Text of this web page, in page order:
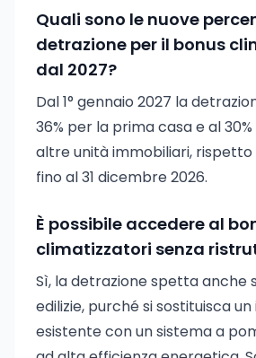
Quali sono le nuove
detrazione per il bonus
dal 2027?
Dal 1° gennaio 2027 la
36% per la prima casa e al
altre unità immobiliari, rispetto
fino al 31 dicembre 2026.
È possibile accedere al
climatizzatori senza
Sì, la detrazione spetta anche
edilizie, purché si sostituisca
esistente con un sistema a